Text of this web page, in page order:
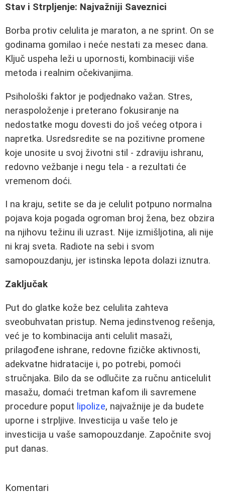
Stav i Strpljenje: Najvažniji Saveznici
Borba protiv celulita je maraton, a ne sprint. On se
godinama gomilao i neće nestati za mesec dana.
Ključ uspeha leži u upornosti, kombinaciji više
metoda i realnim očekivanjima.
Psihološki faktor je podjednako važan. Stres,
neraspoloženje i preterano fokusiranje na
nedostatke mogu dovesti do još većeg otpora i
napretka. Usredsredite se na pozitivne promene
koje unosite u svoj životni stil - zdraviju ishranu,
redovno vežbanje i negu tela - a rezultati će
vremenom doći.
I na kraju, setite se da je celulit potpuno normalna
pojava koja pogada ogroman broj žena, bez obzira
na njihovu težinu ili uzrast. Nije izmišljotina, ali nije
ni kraj sveta. Radiote na sebi i svom
samopouzdanju, jer istinska lepota dolazi iznutra.
Zaključak
Put do glatke kože bez celulita zahteva
sveobuhvatan pristup. Nema jedinstvenog rešenja,
već je to kombinacija anti celulit masaži,
prilagođene ishrane, redovne fizičke aktivnosti,
adekvatne hidratacije i, po potrebi, pomoći
stručnjaka. Bilo da se odlučite za ručnu anticelulit
masažu, domaći tretman kafom ili savremene
procedure poput lipolize, najvažnije je da budete
uporne i strpljive. Investicija u vaše telo je
investicija u vaše samopouzdanje. Započnite svoj
put danas.
Komentari